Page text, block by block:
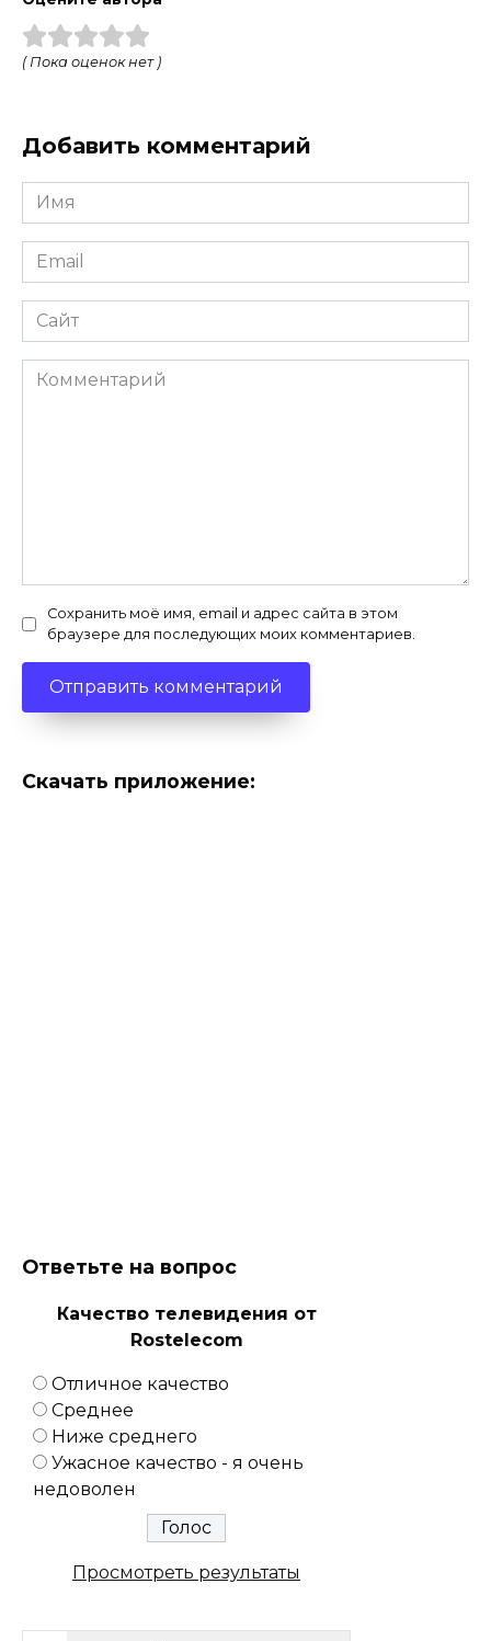
( Пока оценок нет )
Добавить комментарий
Имя
*
Email
*
Сайт
Комментарий
Сохранить моё имя, email и адрес сайта в этом
браузере для последующих моих комментариев.
Скачать приложение:
Ответьте на вопрос
Качество телевидения от
Rostelecom
Отличное качество
Среднее
Ниже среднего
Ужасное качество - я очень
недоволен
Просмотреть результаты